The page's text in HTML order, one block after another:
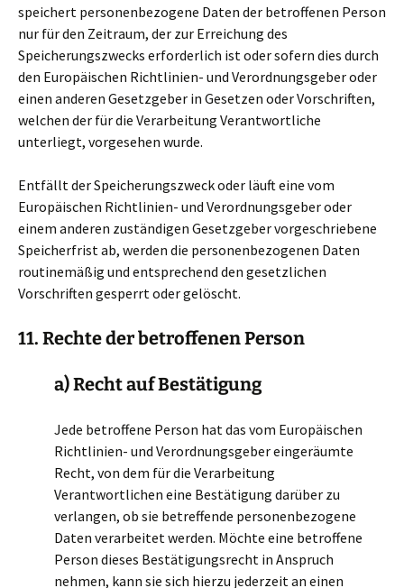
speichert personenbezogene Daten der betroffenen Person
nur für den Zeitraum, der zur Erreichung des
Speicherungszwecks erforderlich ist oder sofern dies durch
den Europäischen Richtlinien- und Verordnungsgeber oder
einen anderen Gesetzgeber in Gesetzen oder Vorschriften,
welchen der für die Verarbeitung Verantwortliche
unterliegt, vorgesehen wurde.
Entfällt der Speicherungszweck oder läuft eine vom
Europäischen Richtlinien- und Verordnungsgeber oder
einem anderen zuständigen Gesetzgeber vorgeschriebene
Speicherfrist ab, werden die personenbezogenen Daten
routinemäßig und entsprechend den gesetzlichen
Vorschriften gesperrt oder gelöscht.
11. Rechte der betroffenen Person
a) Recht auf Bestätigung
Jede betroffene Person hat das vom Europäischen
Richtlinien- und Verordnungsgeber eingeräumte
Recht, von dem für die Verarbeitung
Verantwortlichen eine Bestätigung darüber zu
verlangen, ob sie betreffende personenbezogene
Daten verarbeitet werden. Möchte eine betroffene
Person dieses Bestätigungsrecht in Anspruch
nehmen, kann sie sich hierzu jederzeit an einen